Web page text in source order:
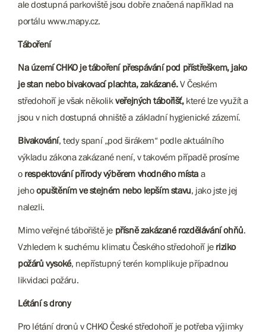
ale dostupná parkoviště jsou dobře značená například na
portálu www.mapy.cz.
Táboření
Na území CHKO je táboření přespávání pod přístřeškem, jako
je stan nebo bivakovací plachta, zakázané.V Českém
středohoří je však několikveřejných tábořišť, které lze využít a
jsou v nich dostupná ohniště a základní hygienické zázemí.
Bivakování, tedy spaní „pod širákem“ podle aktuálního
výkladu zákona zakázané není, v takovém případě prosíme
o respektování přírody výběrem vhodného místa a
jehoopuštěním ve stejném nebo lepším stavu, jako jste jej
nalezli.
Mimo veřejné tábořiště je přísně zakázané rozdělávání ohňů.
Vzhledem k suchému klimatu Českého středohoří je riziko
požárů vysoké, nepřístupný terén komplikuje případnou
likvidaci požáru.
Létání s drony
Pro létání dronů v CHKO České středohoří je potřeba výjimky